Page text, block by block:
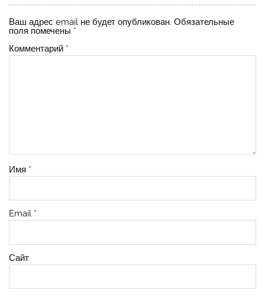
Ваш адрес email не будет опубликован. Обязательные
поля помечены *
Комментарий *
Имя *
Email *
Сайт